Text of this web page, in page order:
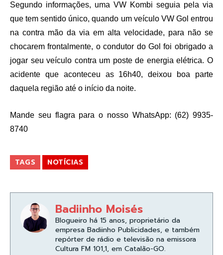
Segundo informações, uma VW Kombi seguia pela via
que tem sentido único, quando um veículo VW Gol entrou
na contra mão da via em alta velocidade, para não se
chocarem frontalmente, o condutor do Gol foi obrigado a
jogar seu veículo contra um poste de energia elétrica. O
acidente que aconteceu as 16h40, deixou boa parte
daquela região até o início da noite.
Mande seu flagra para o nosso WhatsApp: (62) 9935-
8740
TAGS NOTÍCIAS
Badiinho Moisés
Blogueiro há 15 anos, proprietário da
empresa Badiinho Publicidades, e também
repórter de rádio e televisão na emissora
Cultura FM 101,1, em Catalão-GO.